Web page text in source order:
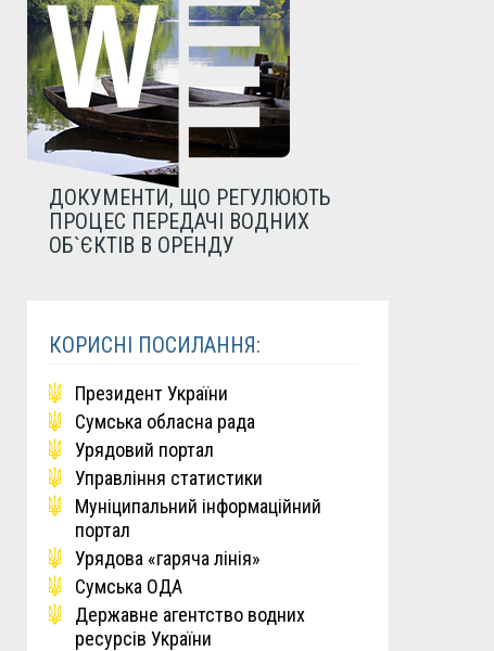
ДОКУМЕНТИ, ЩО РЕГУЛЮЮТЬ
ПРОЦЕС ПЕРЕДАЧІ ВОДНИХ
ОБ`ЄКТІВ В ОРЕНДУ
КОРИСНІ ПОСИЛАННЯ:
Президент України
Сумська обласна рада
Урядовий портал
Управління статистики
Мунiципальний iнформацiйний
портал
Урядова «гаряча лінія»
Сумська ОДА
Державне агентство водних
ресурсів України